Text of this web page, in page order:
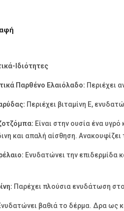
Ιδιότητες
Παρθένο Ελαιόλαδο: Περιέχει
Περιέχει βιταμίνη Ε,
Είναι στην ουσία ένα
και απαλή αίσθηση.
Ενυδατώνει την επιδερμίδα
Παρέχει πλούσια ενυδάτωση
βαθιά το δέρμα. Δρα ως